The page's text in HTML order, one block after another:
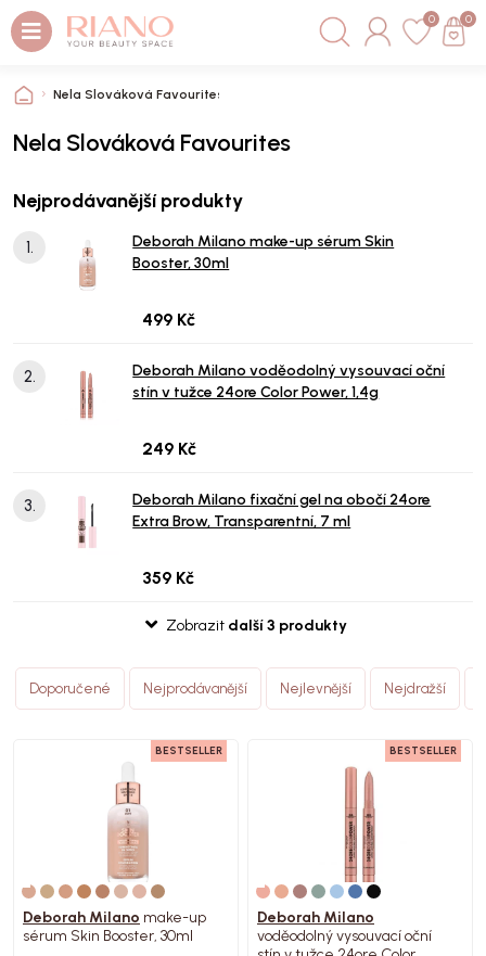
0 0
Nela Slováková Favourites
Nela Slováková Favourites
Nejprodávanější produkty
1.
Deborah Milano make-up sérum Skin
Booster, 30ml
499 Kč
2.
Deborah Milano voděodolný vysouvací oční
stín v tužce 24ore Color Power, 1,4g
249 Kč
3.
Deborah Milano fixační gel na obočí 24ore
Extra Brow, Transparentní, 7 ml
359 Kč
Zobrazit další 3 produkty
Doporučené Nejprodávanější Nejlevnější Nejdražší
BESTSELLER
Deborah Milano make-up
sérum Skin Booster, 30ml
BESTSELLER
Deborah Milano
voděodolný vysouvací oční